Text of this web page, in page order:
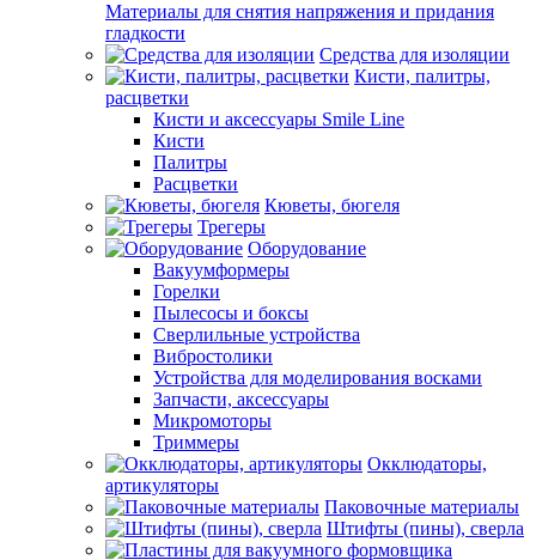
Материалы для снятия напряжения и придания
гладкости
Средства для изоляции
Кисти, палитры,
расцветки
Кисти и аксессуары Smile Line
Кисти
Палитры
Расцветки
Кюветы, бюгеля
Трегеры
Оборудование
Вакуумформеры
Горелки
Пылесосы и боксы
Сверлильные устройства
Вибростолики
Устройства для моделирования восками
Запчасти, аксессуары
Микромоторы
Триммеры
Окклюдаторы,
артикуляторы
Паковочные материалы
Штифты (пины), сверла